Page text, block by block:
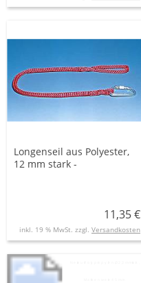
Longenseil aus Polyester,
12 mm stark -
11,35 €
inkl. 19 % MwSt. zzgl. Versandkosten